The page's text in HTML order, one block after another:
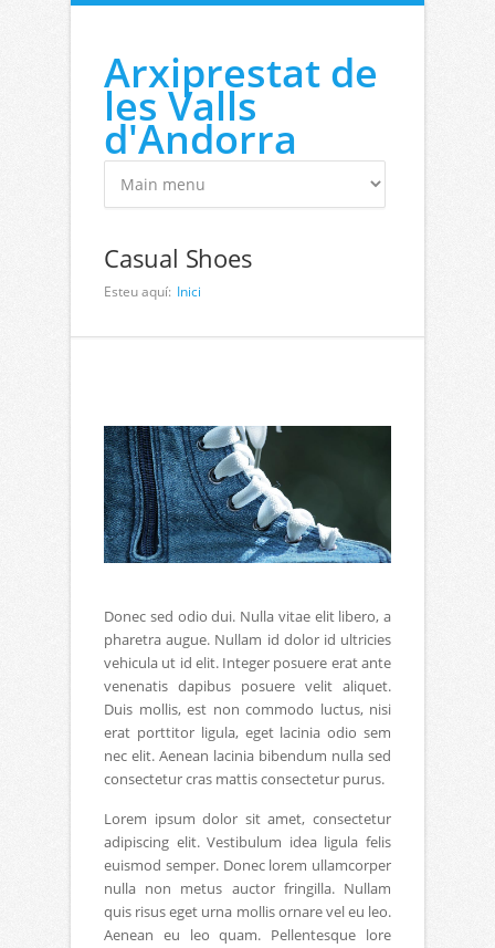
Vés al contingut
Arxiprestat de
les Valls
d'Andorra
Casual Shoes
Esteu aquí: Inici
Donec sed odio dui. Nulla vitae elit libero, a
pharetra augue. Nullam id dolor id ultricies
vehicula ut id elit. Integer posuere erat ante
venenatis dapibus posuere velit aliquet.
Duis mollis, est non commodo luctus, nisi
erat porttitor ligula, eget lacinia odio sem
nec elit. Aenean lacinia bibendum nulla sed
consectetur cras mattis consectetur purus.
Lorem ipsum dolor sit amet, consectetur
adipiscing elit. Vestibulum idea ligula felis
euismod semper. Donec lorem ullamcorper
nulla non metus auctor fringilla. Nullam
quis risus eget urna mollis ornare vel eu leo.
Aenean eu leo quam. Pellentesque lore